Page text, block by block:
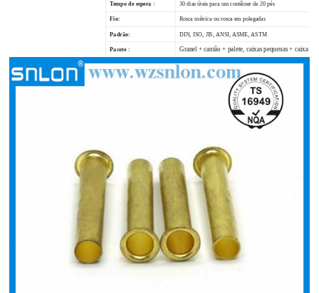
Tempo de espera : 30 dias úteis para um contêiner de 20 pés
Fio: Rosca métrica ou rosca em polegadas
Padrão: DIN, ISO, JIS, ANSI, ASME, ASTM
Pacote :
Granel + cantão + palete, caixas pequenas + caixa +
Termos de pagamento : 100% T / T adiantado
TS16949 PPAP NÍVEL 3, CO, FORMULÁRIO A,
Construção, Ferrovia, Automóvel, Indústria, Móveis
, Maquinaria, Indústria Química